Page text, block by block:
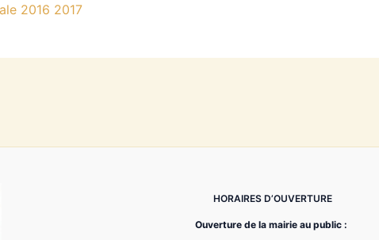
2016 2017
HORAIRES D’OUVERTURE
Ouverture de la mairie au public :